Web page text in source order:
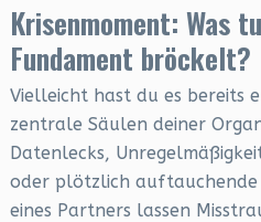
Krisenmoment: Was
Fundament bröckelt?
Vielleicht hast du es bereits
zentrale Säulen deiner
Datenlecks,
oder plötzlich
eines Partners lassen